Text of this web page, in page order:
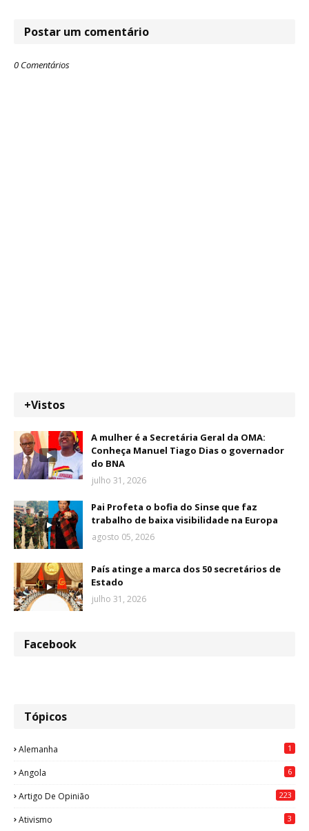
Postar um comentário
0 Comentários
+Vistos
A mulher é a Secretária Geral da OMA:
Conheça Manuel Tiago Dias o governador
do BNA
julho 31, 2026
Pai Profeta o bofia do Sinse que faz
trabalho de baixa visibilidade na Europa
agosto 05, 2026
País atinge a marca dos 50 secretários de
Estado
julho 31, 2026
Facebook
Tópicos
Alemanha 1
Angola 6
Artigo De Opinião 223
Ativismo 3